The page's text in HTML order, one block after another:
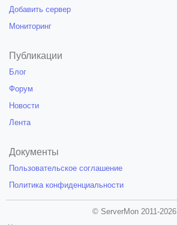
Добавить сервер
Мониторинг
Публикации
Блог
Форум
Новости
Лента
Документы
Пользовательское соглашение
Политика конфиденциальности
© ServerMon 2011-2026